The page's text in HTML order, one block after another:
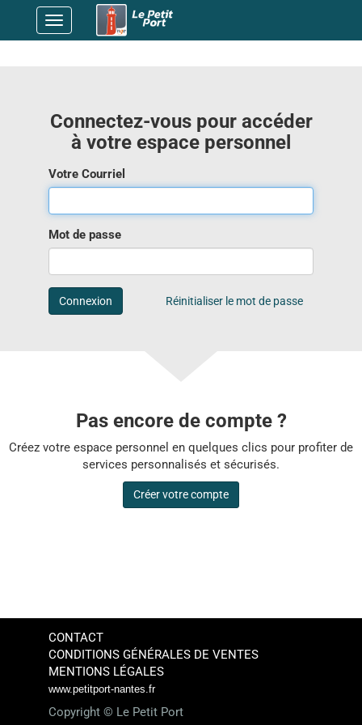
Basculer
la
Connectez-vous pour accéder
à votre espace personnel
Votre Courriel
Mot de passe
Réinitialiser le mot de passe
Connexion
Pas encore de compte ?
Créez votre espace personnel en quelques clics pour profiter de
services personnalisés et sécurisés.
Créer votre compte
CONTACT
CONDITIONS GÉNÉRALES DE VENTES
MENTIONS LÉGALES
www.petitport-nantes.fr
Copyright © Le Petit Port